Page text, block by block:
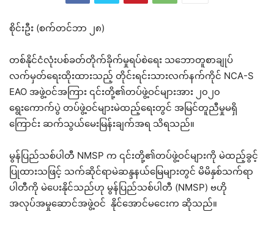
စိုင်းဦး (စက်တင်ဘာ ၂၈)
တစ်နိုင်ငံလုံးပစ်ခတ်တိုက်ခိုက်မှုရပ်စဲရေး သဘောတူစာချုပ်
လက်မှတ်ရေးထိုးထားသည့် တိုင်းရင်းသားလက်နက်ကိုင် NCA-S
EAO အဖွဲ့ဝင်အကြား ၎င်းတို့၏တပ်ဖွဲ့ဝင်များအား ၂၀၂၀
ရွေးကောက်ပွဲ တပ်ဖွဲ့ဝင်များမဲထည့်ရေးတွင် အမြင်တူညီမှုမရှိ
ကြောင်း ဆက်သွယ်မေးမြန်းချက်အရ သိရသည်။
မွန်ပြည်သစ်ပါတီ NMSP က ၎င်းတို့၏တပ်ဖွဲ့ဝင်များကို မဲထည့်ခွင့်
ပြုထားသဖြင့် သက်ဆိုင်ရာမဲဆန္ဒနယ်မြေများတွင် မိမိနှစ်သက်ရာ
ပါတီကို မဲပေးနိုင်သည်ဟု မွန်ပြည်သစ်ပါတီ (NMSP) ဗဟို
အလုပ်အမှုဆောင်အဖွဲ့ဝင် နိုင်အောင်မငေးက ဆိုသည်။